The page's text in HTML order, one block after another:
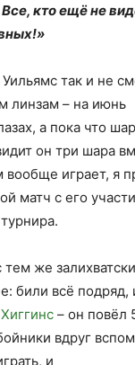
кто ещё не
так и не
линзам – на июнь
а пока что
он три шара
играет, я
матч с его
тем же
били всё подряд,
Хиггинс – он повёл
вдруг
и